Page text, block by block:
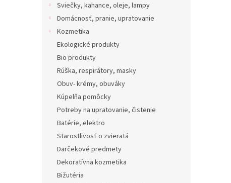
Sviečky, kahance, oleje, lampy
Domácnosť, pranie, upratovanie
Kozmetika
Ekologické produkty
Bio produkty
Rúška, respirátory, masky
Obuv- krémy, obuváky
Kúpelňa pomôcky
Potreby na upratovanie, čistenie
Batérie, elektro
Starostlivosť o zvieratá
Darčekové predmety
Dekoratívna kozmetika
Bižutéria